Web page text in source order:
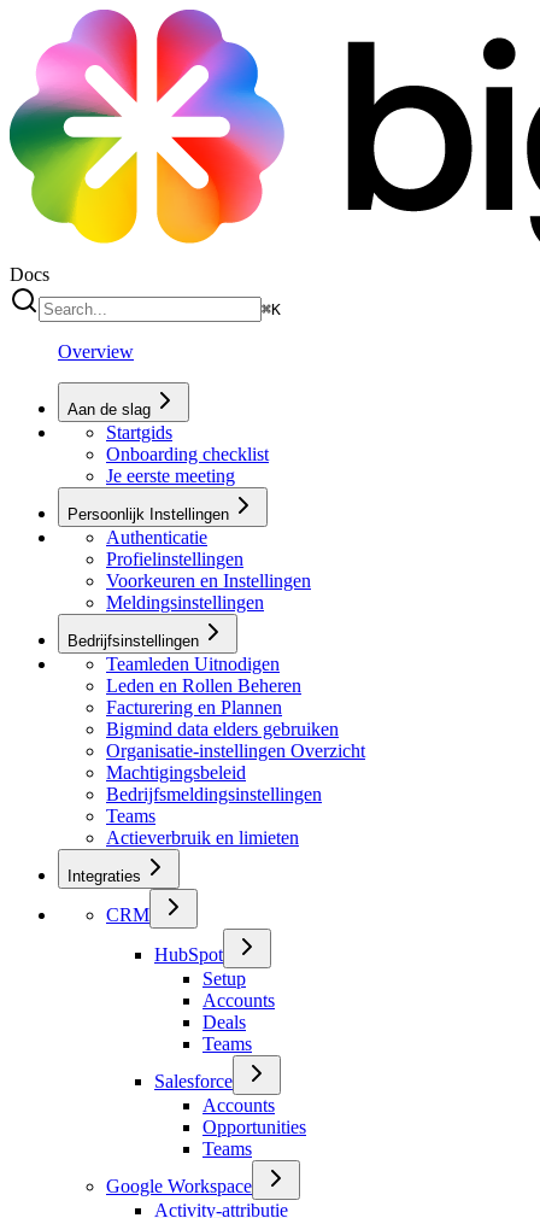
Docs
⌘K
Overview
Aan de slag
Startgids
Onboarding checklist
Je eerste meeting
Persoonlijk Instellingen
Authenticatie
Profielinstellingen
Voorkeuren en Instellingen
Meldingsinstellingen
Bedrijfsinstellingen
Teamleden Uitnodigen
Leden en Rollen Beheren
Facturering en Plannen
Bigmind data elders gebruiken
Organisatie-instellingen Overzicht
Machtigingsbeleid
Bedrijfsmeldingsinstellingen
Teams
Actieverbruik en limieten
Integraties
CRM
HubSpot
Setup
Accounts
Deals
Teams
Salesforce
Accounts
Opportunities
Teams
Google Workspace
Activity-attributie